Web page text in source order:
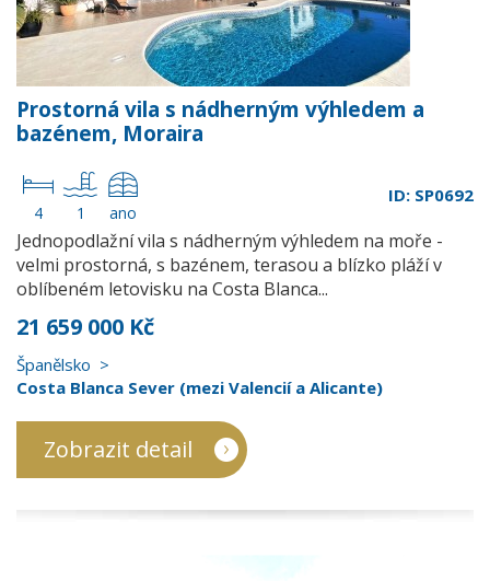
Prostorná vila s nádherným výhledem a
bazénem, Moraira
4 1 ano
ID: SP0692
Jednopodlažní vila s nádherným výhledem na moře -
velmi prostorná, s bazénem, terasou a blízko pláží v
oblíbeném letovisku na Costa Blanca...
21 659 000 Kč
Španělsko
Costa Blanca Sever (mezi Valencií a Alicante)
Zobrazit detail